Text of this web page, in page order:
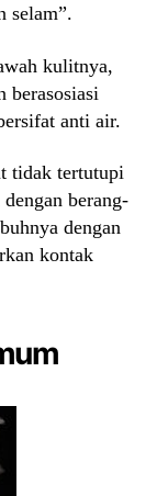
selam”.
kulitnya,
berasosiasi
anti air.
tidak tertutupi
berang-
dengan
kontak